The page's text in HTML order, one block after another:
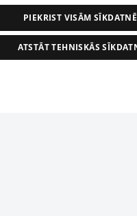
e-pasts -info@1188.lv
Media2004-2026
PIEKRIST VISĀM
ATSTĀT TEHNISKĀS